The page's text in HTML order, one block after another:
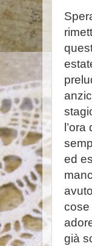
ed
cose
già